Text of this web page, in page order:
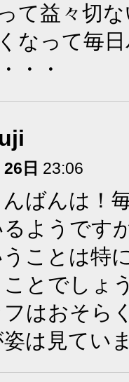
て益々切
なって毎
・・
日 23:06
ばんは！
ようです
ことは特
とでしょ
はおそら
は見てい